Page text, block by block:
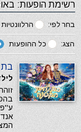
רשימת הופעות:
בחר לפי: הרלוונטיות
הצג: כל ההופעות
בת